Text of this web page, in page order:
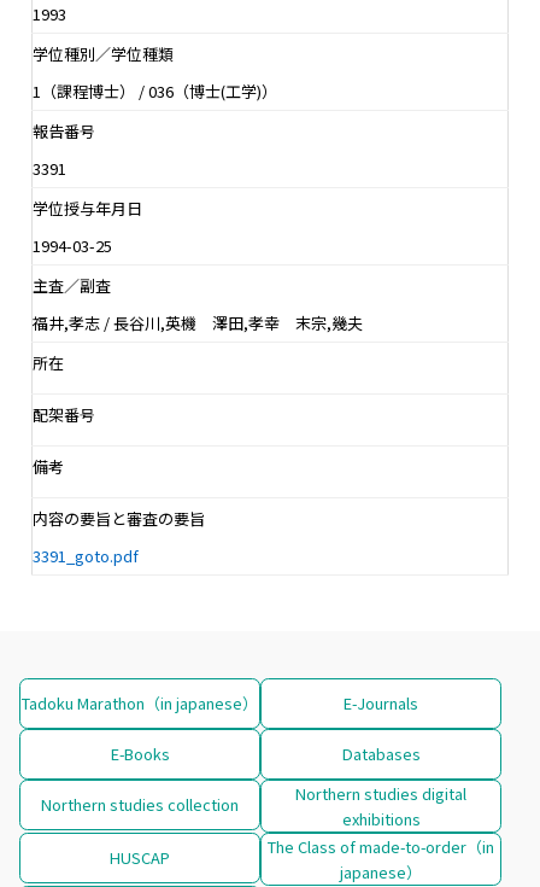
1993
学位種別／学位種類
1（課程博士） / 036（博士(工学)）
報告番号
3391
学位授与年月日
1994-03-25
主査／副査
福井,孝志 / 長谷川,英機 澤田,孝幸 末宗,幾夫
所在
配架番号
備考
内容の要旨と審査の要旨
3391_goto.pdf
Tadoku Marathon（in japanese） E-Journals
E-Books Databases
Northern studies collection
Northern studies digital
exhibitions
HUSCAP
The Class of made-to-order（in
japanese）